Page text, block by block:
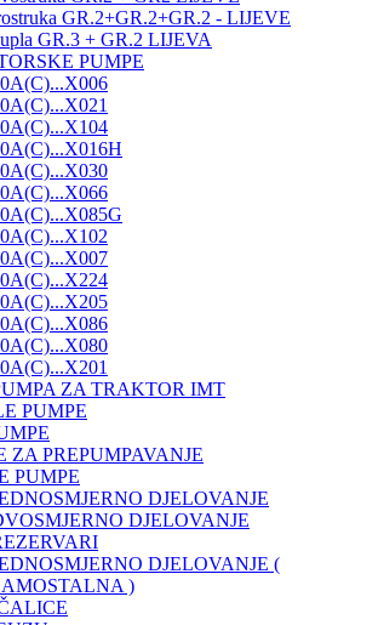
GR.2+GR.2+GR.2 - LIJEVE
GR.3 + GR.2 LIJEVA
PUMPE
ZA TRAKTOR IMT
PUMPE
ZA PREPUMPAVANJE
PUMPE
DJELOVANJE
DJELOVANJE
DJELOVANJE (
)